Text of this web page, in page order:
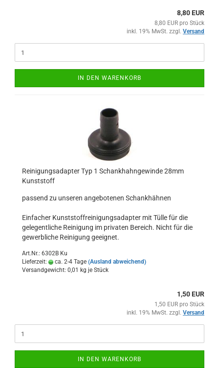
8,80 EUR
8,80 EUR pro Stück
inkl. 19% MwSt. zzgl. Versand
IN DEN WARENKORB
Reinigungsadapter Typ 1 Schankhahngewinde 28mm
Kunststoff
passend zu unseren angebotenen Schankhähnen
Einfacher Kunststoffreinigungsadapter mit Tülle für die
gelegentliche Reinigung im privaten Bereich. Nicht für die
gewerbliche Reinigung geeignet.
Art.Nr.: 6302B Ku
Lieferzeit:
ca. 2-4 Tage (Ausland abweichend)
Versandgewicht: 0,01 kg je Stück
1,50 EUR
1,50 EUR pro Stück
inkl. 19% MwSt. zzgl. Versand
IN DEN WARENKORB